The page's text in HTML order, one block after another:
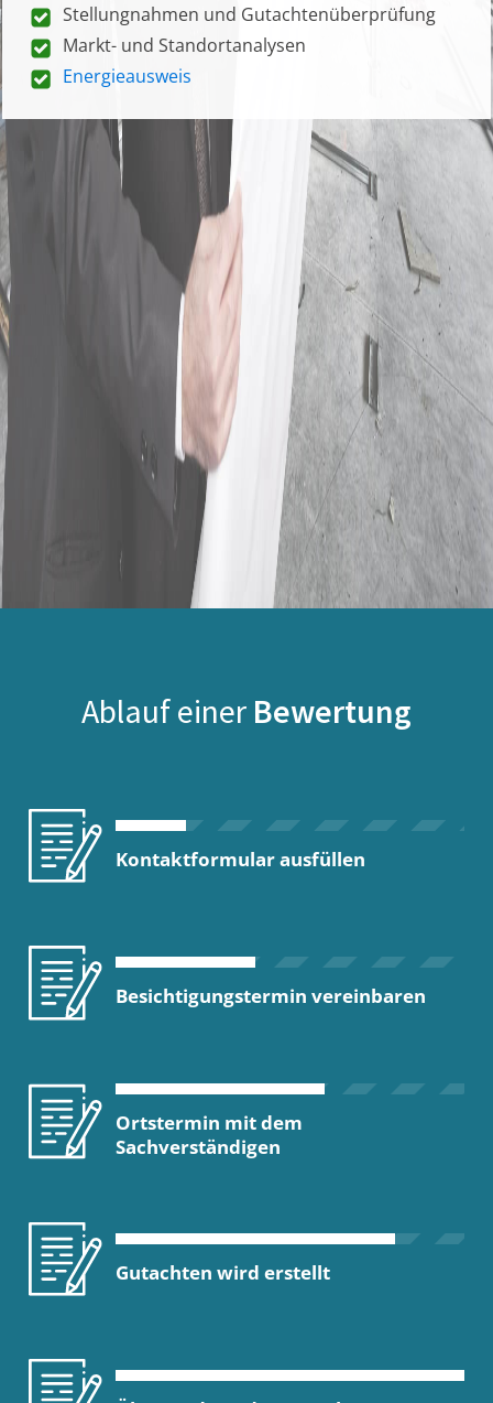
Stellungnahmen und Gutachtenüberprüfung
Markt- und Standortanalysen
Energieausweis
Ablauf einer Bewertung
Kontaktformular ausfüllen
Besichtigungstermin vereinbaren
Ortstermin mit dem
Sachverständigen
Gutachten wird erstellt